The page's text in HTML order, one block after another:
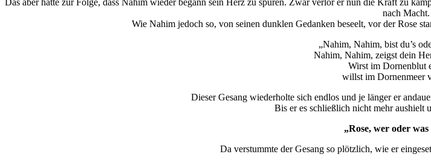
nach Macht.
Wie Nahim jedoch so, von seinen dunklen Gedanken beseelt, vor der Rose
„Nahim, Nahim, bist du’s
Nahim, Nahim, zeigst dein
Wirst im Dornenblut
willst im Dornenmeer
Dieser Gesang wiederholte sich endlos und je länger er
Bis er es schließlich nicht mehr aushielt
„Rose, wer oder
Da verstummte der Gesang so plötzlich, wie er